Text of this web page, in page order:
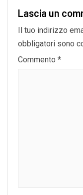
Lascia un
Il tuo indirizzo
obbligatori sono
Commento *